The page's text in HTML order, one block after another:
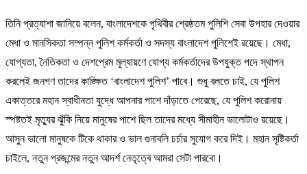
তিনি প্রত্যাশা জানিয়ে বলেন, বাংলাদেশকে পৃথিবীর শ্রেষ্ঠতম পুলিশি সেবা উপহার দেওয়ার
মেধা ও মানসিকতা সম্পন্ন পুলিশ কর্মকর্তা ও সদস্য বাংলাদেশ পুলিশেই রয়েছে। মেধা,
যোগ্যতা, নৈতিকতা ও দেশপ্রেম মূল্যায়ণে যোগ্য কর্মকর্তাদের উপযুক্ত পদে স্থাপন
করলেই জনগণ তাদের কাঙ্ক্ষিত ‘বাংলাদেশ পুলিশ’ পাবে। শুধু বলতে চাই, যে পুলিশ
একাত্তরে মহান স্বাধীনতা যুদ্ধে আপনার পাশে দাঁড়াতে পেরেছে, যে পুলিশ করোনায়
স্পষ্টতই মৃত্যুর ঝুঁকি নিয়ে মানুষের পাশে ছিল তাদের মধ্যে সীমাহীন ভালোটাও রয়েছে।
আসুন ভালো মানুষকে টিকে থাকার ও ভাল গুনাবলি চর্চার সুযোগ করে দিই। মহান সৃষ্টিকর্তা
চাইলে, নতুন প্রজন্মের নতুন আদর্শ নেতৃত্বে আমরা সেটা পারবো।